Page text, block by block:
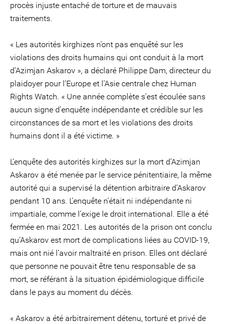
procès injuste entaché de torture et de mauvais
traitements.
« Les autorités kirghizes n’ont pas enquêté sur les
violations des droits humains qui ont conduit à la mort
d’Azimjan Askarov », a déclaré Philippe Dam, directeur du
plaidoyer pour l’Europe et l’Asie centrale chez Human
Rights Watch. « Une année complète s’est écoulée sans
aucun signe d’enquête indépendante et crédible sur les
circonstances de sa mort et les violations des droits
humains dont il a été victime. »
L’enquête des autorités kirghizes sur la mort d’Azimjan
Askarov a été menée par le service pénitentiaire, la même
autorité qui a supervisé la détention arbitraire d’Askarov
pendant 10 ans. L’enquête n’était ni indépendante ni
impartiale, comme l’exige le droit international. Elle a été
fermée en mai 2021. Les autorités de la prison ont conclu
qu’Askarov est mort de complications liées au COVID-19,
mais ont nié l’avoir maltraité en prison. Elles ont déclaré
que personne ne pouvait être tenu responsable de sa
mort, se référant à la situation épidémiologique difficile
dans le pays au moment du décès.
« Askarov a été arbitrairement détenu, torturé et privé de